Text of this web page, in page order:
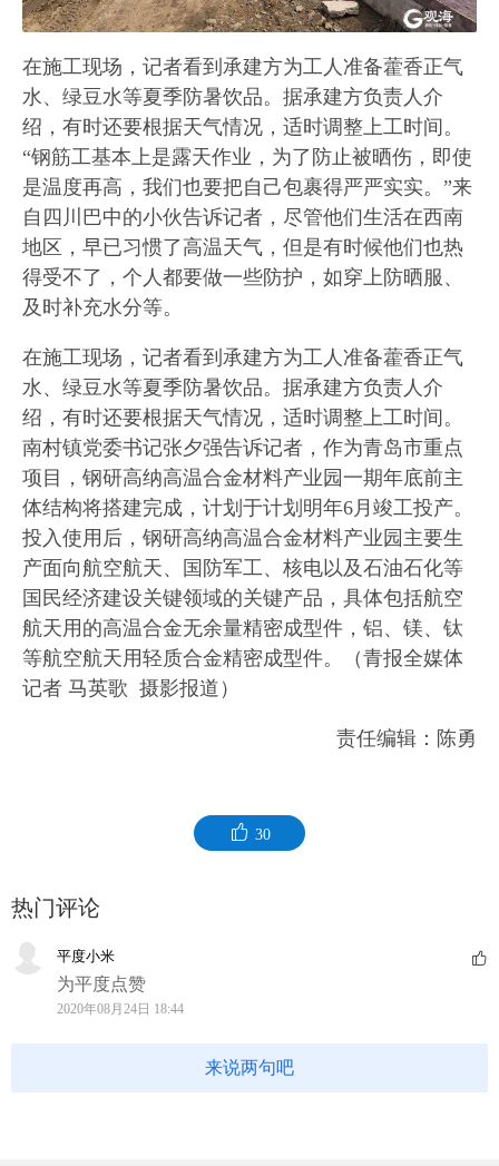
在施工现场，记者看到承建方为工人准备藿香正气
水、绿豆水等夏季防暑饮品。据承建方负责人介
绍，有时还要根据天气情况，适时调整上工时间。
“钢筋工基本上是露天作业，为了防止被晒伤，即使
是温度再高，我们也要把自己包裹得严严实实。”来
自四川巴中的小伙告诉记者，尽管他们生活在西南
地区，早已习惯了高温天气，但是有时候他们也热
得受不了，个人都要做一些防护，如穿上防晒服、
及时补充水分等。
在施工现场，记者看到承建方为工人准备藿香正气
水、绿豆水等夏季防暑饮品。据承建方负责人介
绍，有时还要根据天气情况，适时调整上工时间。
南村镇党委书记张夕强告诉记者，作为青岛市重点
项目，钢研高纳高温合金材料产业园一期年底前主
体结构将搭建完成，计划于计划明年6月竣工投产。
投入使用后，钢研高纳高温合金材料产业园主要生
产面向航空航天、国防军工、核电以及石油石化等
国民经济建设关键领域的关键产品，具体包括航空
航天用的高温合金无余量精密成型件，铝、镁、钛
等航空航天用轻质合金精密成型件。（青报全媒体
记者 马英歌 摄影报道）
责任编辑：陈勇
30
热门评论
平度小米
为平度点赞
2020年08月24日 18:44
来说两句吧